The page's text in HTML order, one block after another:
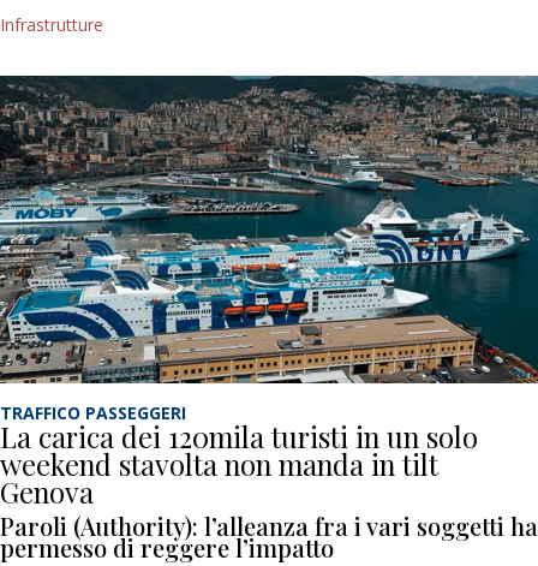
Infrastrutture
TRAFFICO PASSEGGERI
La carica dei 120mila turisti in un solo
weekend stavolta non manda in tilt
Genova
Paroli (Authority): l’alleanza fra i vari soggetti ha
permesso di reggere l’impatto